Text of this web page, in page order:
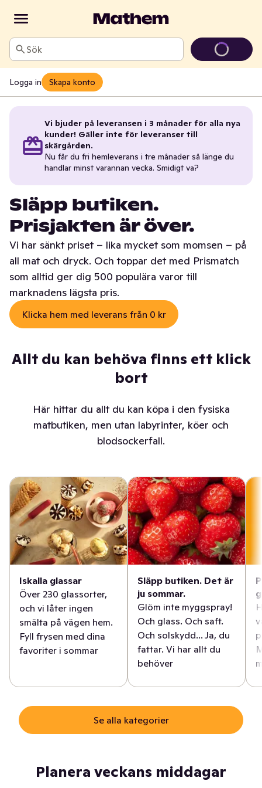
Sök
Logga in Skapa konto
Vi bjuder på leveransen i 3 månader för alla nya
kunder! Gäller inte för leveranser till
skärgården.
Nu får du fri hemleverans i tre månader så länge du
handlar minst varannan vecka. Smidigt va?
Släpp butiken.
Prisjakten är över.
Vi har sänkt priset – lika mycket som momsen – på
all mat och dryck. Och toppar det med Prismatch
som alltid ger dig 500 populära varor till
marknadens lägsta pris.
Klicka hem med leverans från 0 kr
Allt du kan behöva finns ett klick
bort
Här hittar du allt du kan köpa i den fysiska
matbutiken, men utan labyrinter, köer och
blodsockerfall.
Iskalla glassar
Över 230 glassorter,
och vi låter ingen
smälta på vägen hem.
Fyll frysen med dina
favoriter i sommar
Släpp butiken. Det är
ju sommar.
Glöm inte myggspray!
Och glass. Och saft.
Och solskydd... Ja, du
fattar. Vi har allt du
behöver
Se alla kategorier
Planera veckans middagar